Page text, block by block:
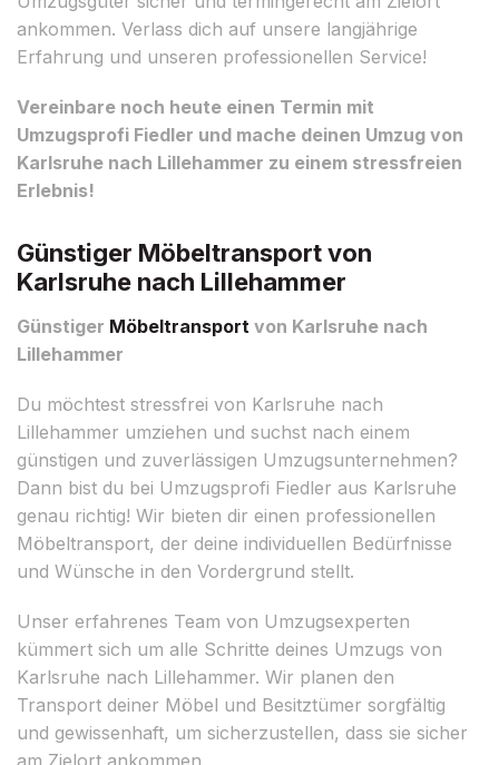
ankommen. Verlass dich auf unsere langjährige
Erfahrung und unseren professionellen Service!
Vereinbare noch heute einen Termin mit
Umzugsprofi Fiedler und mache deinen Umzug von
Karlsruhe nach Lillehammer zu einem stressfreien
Erlebnis!
Günstiger Möbeltransport von
Karlsruhe nach Lillehammer
Günstiger Möbeltransport von Karlsruhe nach
Lillehammer
Du möchtest stressfrei von Karlsruhe nach
Lillehammer umziehen und suchst nach einem
günstigen und zuverlässigen Umzugsunternehmen?
Dann bist du bei Umzugsprofi Fiedler aus Karlsruhe
genau richtig! Wir bieten dir einen professionellen
Möbeltransport, der deine individuellen Bedürfnisse
und Wünsche in den Vordergrund stellt.
Unser erfahrenes Team von Umzugsexperten
kümmert sich um alle Schritte deines Umzugs von
Karlsruhe nach Lillehammer. Wir planen den
Transport deiner Möbel und Besitztümer sorgfältig
und gewissenhaft, um sicherzustellen, dass sie sicher
am Zielort ankommen.